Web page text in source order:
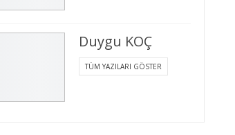
Duygu KOÇ
TÜM YAZILARI GÖSTER